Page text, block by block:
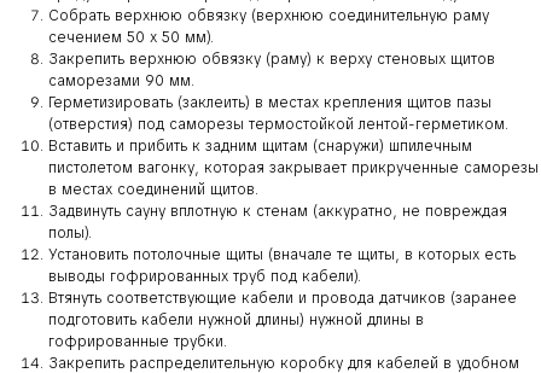
Собрать верхнюю обвязку (верхнюю соединительную раму
сечением 50 х 50 мм).
Закрепить верхнюю обвязку (раму) к верху стеновых щитов
саморезами 90 мм.
Герметизировать (заклеить) в местах крепления щитов пазы
(отверстия) под саморезы термостойкой лентой-герметиком.
Вставить и прибить к задним щитам (снаружи) шпилечным
пистолетом вагонку, которая закрывает прикрученные саморезы
в местах соединений щитов.
Задвинуть сауну вплотную к стенам (аккуратно, не повреждая
полы).
Установить потолочные щиты (вначале те щиты, в которых есть
выводы гофрированных труб под кабели).
Втянуть соответствующие кабели и провода датчиков (заранее
подготовить кабели нужной длины) нужной длины в
гофрированные трубки.
Закрепить распределительную коробку для кабелей в удобном